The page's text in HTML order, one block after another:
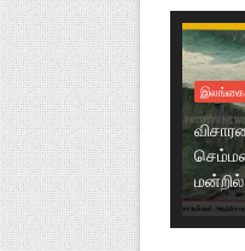
இலங்கை
மன்றில்